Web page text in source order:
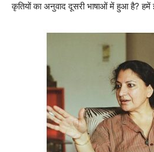
कृतियों का अनुवाद दूसरी भाषाओं में हुआ है? हमें